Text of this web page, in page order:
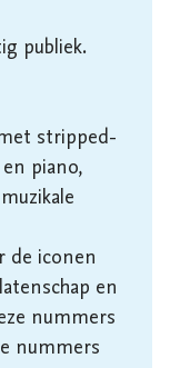
publiek.
stripped-
piano,
de iconen
en
nummers
nummers